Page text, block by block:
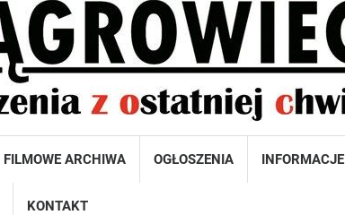
FILMOWE ARCHIWA OGŁOSZENIA INFORMACJE
KONTAKT